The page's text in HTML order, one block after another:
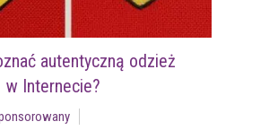
autentyczną odzież
w Internecie?